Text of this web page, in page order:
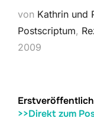
von Kathrin und
Postscriptum,
2009
>>Direkt zum